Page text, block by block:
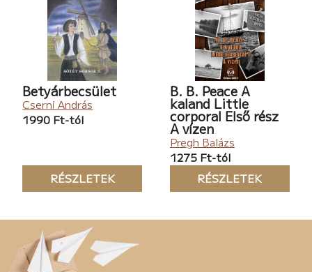
Betyárbecsület
Cserni András
1990 Ft-tól
RÉSZLETEK
B. B. Peace A
kaland Little
corporal Első rész
A vízen
Pregh Balázs
1275 Ft-tól
RÉSZLETEK